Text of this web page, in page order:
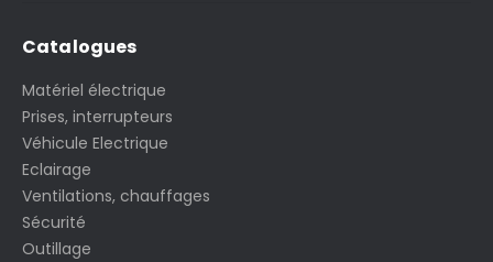
Catalogues
Matériel électrique
Prises, interrupteurs
Véhicule Electrique
Eclairage
Ventilations, chauffages
Sécurité
Outillage